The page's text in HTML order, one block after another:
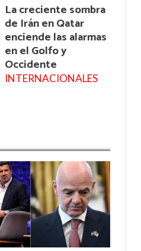
La creciente sombra
de Irán en Qatar
enciende las alarmas
en el Golfo y
Occidente
INTERNACIONALES